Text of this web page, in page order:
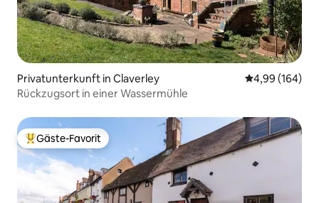
Privatunterkunft in Claverley
4,99 (164)
Rückzugsort in einer Wassermühle
Beliebter Gäste-Favorit.
Gäste-Favorit